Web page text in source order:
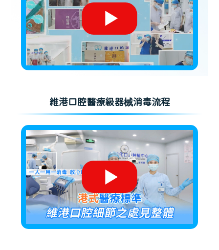
維港口腔醫療級器械消毒流程